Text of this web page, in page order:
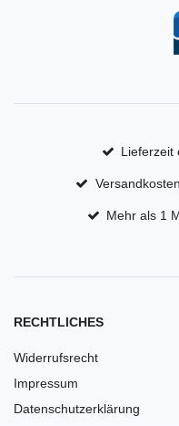
Lieferzeit
Mehr als 1
RECHTLICHES
Widerrufsrecht
Impressum
Datenschutzerklärung